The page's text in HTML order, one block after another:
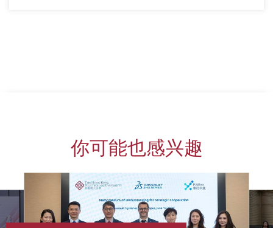
你可能也感兴趣